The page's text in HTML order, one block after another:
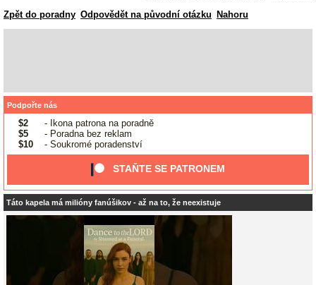
Zpět do poradny Odpovědět na původní otázku Nahoru
Podpořte nás
$2
- Ikona patrona na poradně
$5
- Poradna bez reklam
$10
- Soukromé poradenství
STAŇTE SE PATRONEM
Táto kapela má milióny fanúšikov - až na to, že neexistuje